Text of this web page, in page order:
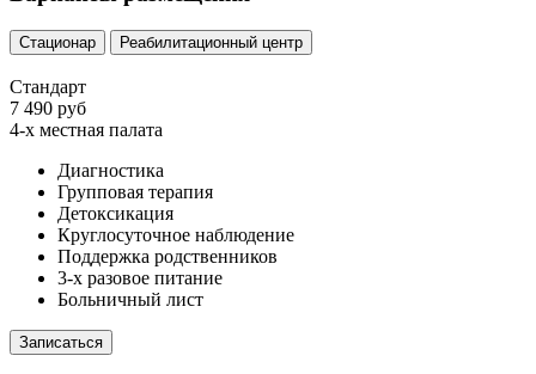
Стационар Реабилитационный центр
Стандарт
7 490 руб
4-х местная палата
Диагностика
Групповая терапия
Детоксикация
Круглосуточное наблюдение
Поддержка родственников
3-х разовое питание
Больничный лист
Записаться